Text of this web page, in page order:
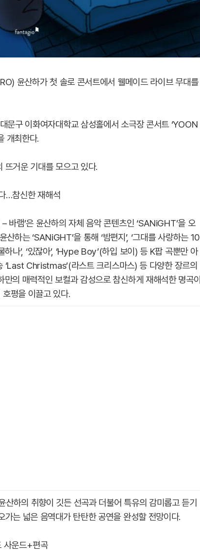
윤산하가 첫 솔로 콘서트에서 웰메이드 라이브 무대를
문구 이화여자대학교 삼성홀에서 소극장 콘서트 ‘YOON
개최한다.
뜨거운 기대를 모으고 있다.
…참신한 재해석
램’은 윤산하의 자체 음악 콘텐츠인 ‘SANiGHT’을 오
하는 ‘SANiGHT’을 통해 ‘밤편지’, ‘그대를 사랑하는 10
하나’, ‘있잖아’, ‘Hype Boy’(하입 보이) 등 K팝 곡뿐만 아
Christmas’(라스트 크리스마스) 등 다양한 장르의
의 매력적인 보컬과 감성으로 참신하게 재해석한 명곡이
평을 이끌고 있다.
하의 취향이 깃든 선곡과 더불어 특유의 감미롭고 듣기
는 넓은 음역대가 탄탄한 공연을 완성할 전망이다.
사운드+편곡